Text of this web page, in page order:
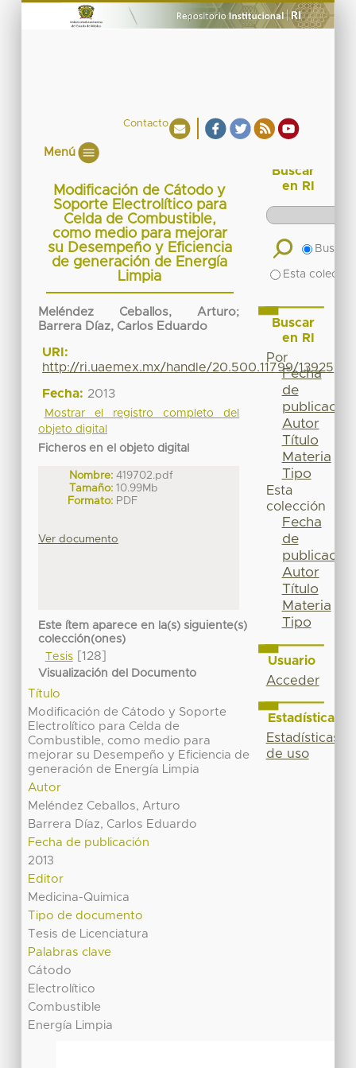
Contacto
Menú
Modificación de Cátodo y
Soporte Electrolítico para
Celda de Combustible,
como medio para mejorar
su Desempeño y Eficiencia
de generación de Energía
Limpia
Meléndez Ceballos, Arturo;
Barrera Díaz, Carlos Eduardo
URI:
http://ri.uaemex.mx/handle/20.500.11799/13925
Fecha: 2013
Mostrar el registro completo del
objeto digital
Ficheros en el objeto digital
Nombre: 419702.pdf
Tamaño: 10.99Mb
Formato: PDF
Ver documento
Este ítem aparece en la(s) siguiente(s)
colección(ones)
Tesis[128]
Visualización del Documento
Título
Modificación de Cátodo y Soporte
Electrolítico para Celda de
Combustible, como medio para
mejorar su Desempeño y Eficiencia de
generación de Energía Limpia
Autor
Meléndez Ceballos, Arturo
Barrera Díaz, Carlos Eduardo
Fecha de publicación
2013
Editor
Medicina-Quimica
Tipo de documento
Tesis de Licenciatura
Palabras clave
Cátodo
Electrolítico
Combustible
Energía Limpia
Buscar
en RI
Buscar
Esta
Buscar
en RI
Por
Fecha
de
publicación
Autor
Título
Materia
Tipo
Esta
colección
Fecha
de
publicación
Autor
Título
Materia
Tipo
Usuario
Acceder
Estadísticas
Estadísticas
de uso